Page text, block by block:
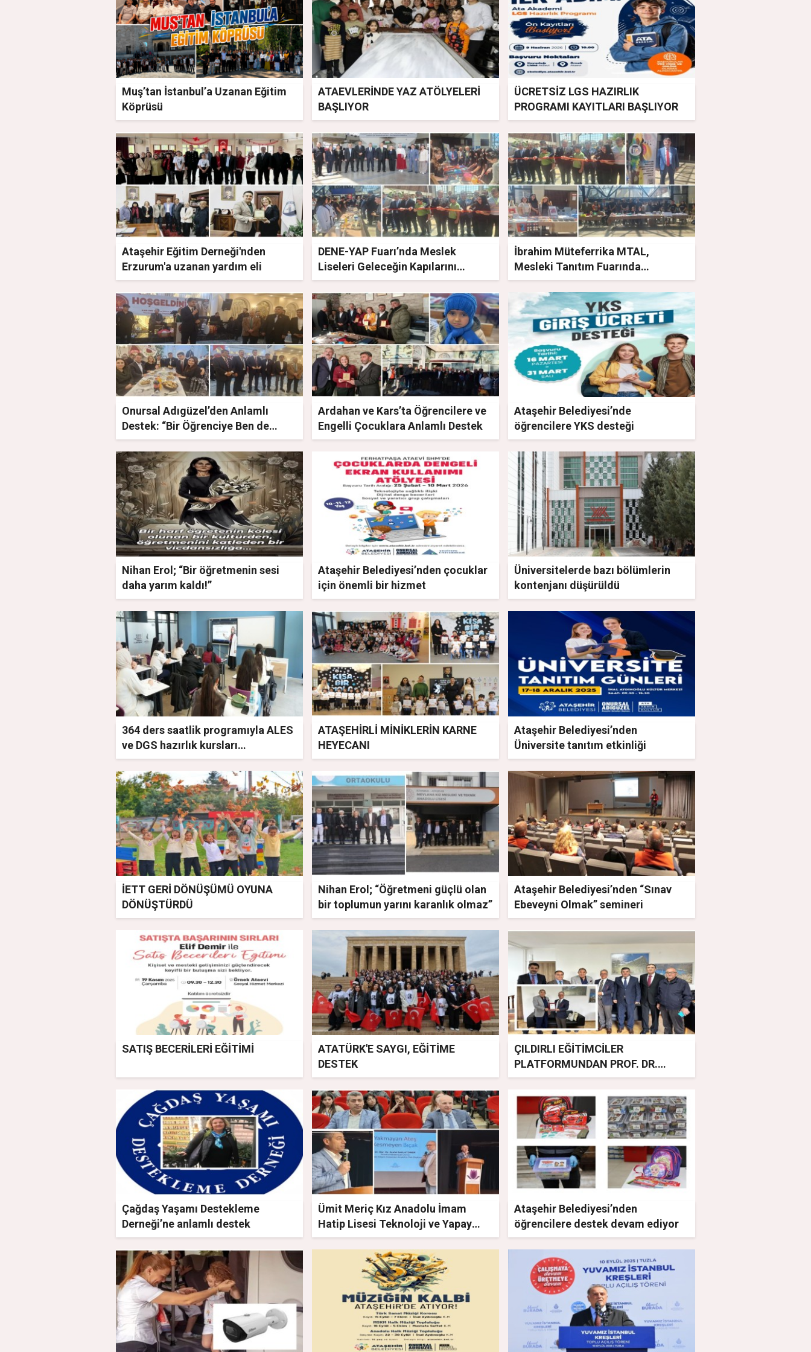
Muş’tan İstanbul’a Uzanan Eğitim
Köprüsü
ATAEVLERİNDE YAZ ATÖLYELERİ
BAŞLIYOR
ÜCRETSİZ LGS HAZIRLIK
PROGRAMI KAYITLARI BAŞLIYOR
Ataşehir Eğitim Derneği'nden
Erzurum'a uzanan yardım eli
DENE-YAP Fuarı’nda Meslek
Liseleri Geleceğin Kapılarını
Aralıyor
İbrahim Müteferrika MTAL,
Mesleki Tanıtım Fuarında
Çalışmalarıyla Göz Doldurdu
Onursal Adıgüzel’den Anlamlı
Destek: “Bir Öğrenciye Ben de
Varım”
Ardahan ve Kars’ta Öğrencilere ve
Engelli Çocuklara Anlamlı Destek
Ataşehir Belediyesi’nde
öğrencilere YKS desteği
Nihan Erol; “Bir öğretmenin sesi
daha yarım kaldı!”
Ataşehir Belediyesi’nden çocuklar
için önemli bir hizmet
Üniversitelerde bazı bölümlerin
kontenjanı düşürüldü
364 ders saatlik programıyla ALES
ve DGS hazırlık kursları
İstanbulluları bekliyor
ATAŞEHİRLİ MİNİKLERİN KARNE
HEYECANI
Ataşehir Belediyesi’nden
Üniversite tanıtım etkinliği
İETT GERİ DÖNÜŞÜMÜ OYUNA
DÖNÜŞTÜRDÜ
Nihan Erol; “Öğretmeni güçlü olan
bir toplumun yarını karanlık olmaz”
Ataşehir Belediyesi’nden “Sınav
Ebeveyni Olmak” semineri
SATIŞ BECERİLERİ EĞİTİMİ
ATATÜRK'E SAYGI, EĞİTİME
DESTEK
ÇILDIRLI EĞİTİMCİLER
PLATFORMUNDAN PROF. DR.
ESFENDER KORKMAZ'A TEŞEKKÜR
ZİYARETİ
Çağdaş Yaşamı Destekleme
Derneği’ne anlamlı destek
Ümit Meriç Kız Anadolu İmam
Hatip Lisesi Teknoloji ve Yapay
Zekâ Çalıştayı düzenledi
Ataşehir Belediyesi’nden
öğrencilere destek devam ediyor